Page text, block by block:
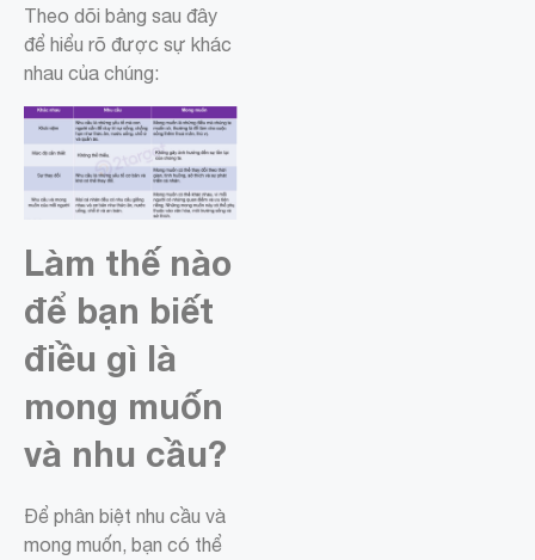
Theo dõi bảng sau đây
để hiểu rõ được sự khác
nhau của chúng:
Làm thế nào
để bạn biết
điều gì là
mong muốn
và nhu cầu?
Để phân biệt nhu cầu và
mong muốn, bạn có thể